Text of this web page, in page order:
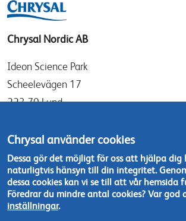
Chrysal Nordic AB
Ideon Science Park
Scheelevägen 17
223 70 Lund
info@chrysal.se
Tel: +46 46 - 19 05 40
Kontakta oss
Chrysal använder cookies
Dessa gör det möjligt för oss att hjälpa dig
naturligtvis hänsyn till din integritet.
dessa cookies kan vi se till att vår hemsida
Föredrar du mindre antal cookies? Var god
inställningar.